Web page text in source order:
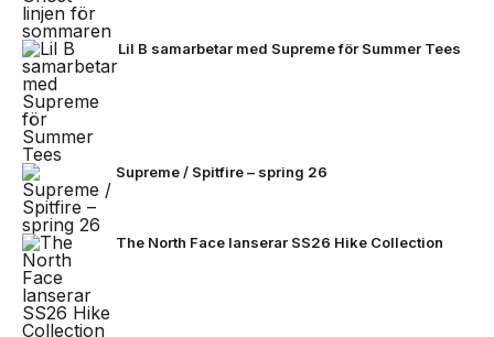
Lil B samarbetar med Supreme för Summer Tees
Supreme / Spitfire – spring 26
The North Face lanserar SS26 Hike Collection